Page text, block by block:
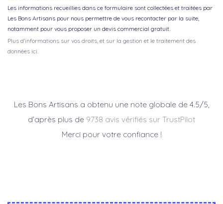
Les informations recueillies dans ce formulaire sont collectées et traitées par
Les Bons Artisans pour nous permettre de vous recontacter par la suite,
notamment pour vous proposer un devis commercial gratuit.
Plus d'informations sur vos droits, et sur la gestion et le traitement des
données ici.
Les Bons Artisans a obtenu une note globale de 4.5/5,
d’après plus de 9738 avis vérifiés sur TrustPilot
Merci pour votre confiance !